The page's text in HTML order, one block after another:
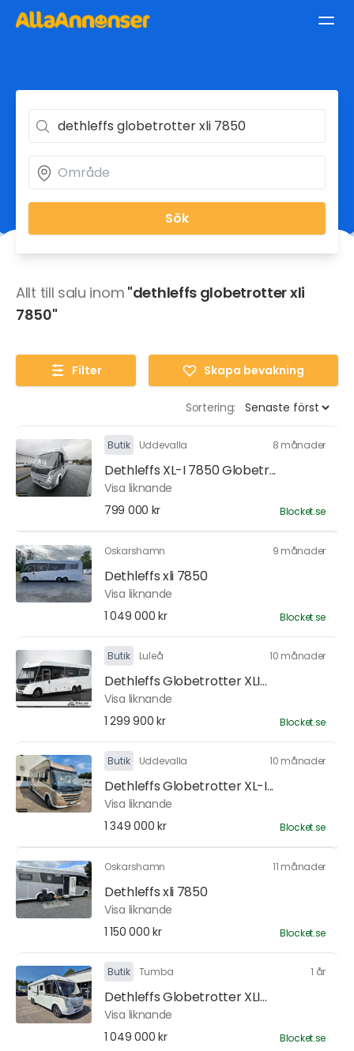
Sök
Allt till salu inom "dethleffs globetrotter xli
7850"
Filter Skapa bevakning
Sortering:
Butik Uddevalla 8 månader
Dethleffs XL-I 7850 Globetr...
Visa liknande
799 000 kr
Blocket.se
Oskarshamn 9 månader
Dethleffs xli 7850
Visa liknande
1 049 000 kr
Blocket.se
Butik Luleå 10 månader
Dethleffs Globetrotter XLI...
Visa liknande
1 299 900 kr
Blocket.se
Butik Uddevalla 10 månader
Dethleffs Globetrotter XL-I...
Visa liknande
1 349 000 kr
Blocket.se
Oskarshamn 11 månader
Dethleffs xli 7850
Visa liknande
1 150 000 kr
Blocket.se
Butik Tumba 1 år
Dethleffs Globetrotter XLI...
Visa liknande
1 049 000 kr
Blocket.se